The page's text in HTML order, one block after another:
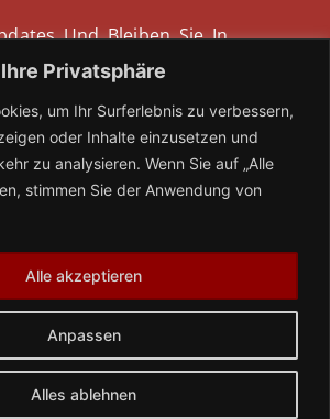
Privatsphäre
um Ihr Surferlebnis zu verbessern,
oder Inhalte einzusetzen und
zu analysieren. Wenn Sie auf „Alle
stimmen Sie der Anwendung von
Anpassen
Alles ablehnen
Alle akzeptieren
Und Bleiben Sie In
Sie Unseren